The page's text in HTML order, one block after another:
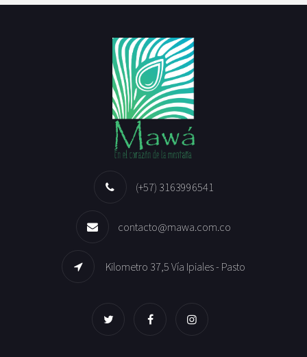
(+57) 3163996541
contacto@mawa.com.co
Kilometro 37,5 Vía Ipiales - Pasto